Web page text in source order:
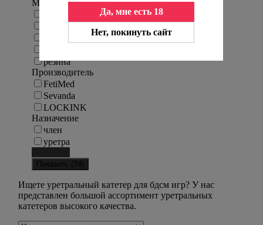
Да, мне есть 18
Нет, покинуть сайт
Материал
нержавеющая сталь
резина
Производитель
FetiMed
Sevanda
LOCKINK
Назначение
член
уретра
Показать ( 74 )
Ищете уретральный катетер для бдсм игр? У нас
представлен большой ассортимент уретральных
катетеров высокого качества.